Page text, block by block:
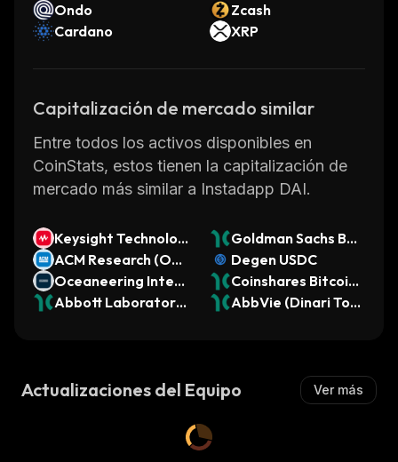
Ondo
Zcash
Cardano
XRP
Capitalización de mercado similar
Entre todos los activos disponibles en
CoinStats, estos tienen la capitalización de
mercado más similar a Instadapp DAI.
Keysight Technolog
ies (Ondo Tokenize
d)
Goldman Sachs BD
C (Dinari Tokenized
Stock)
ACM Research (Ond
o Tokenized)
Degen USDC
Oceaneering Intern
ational (Ondo Toke
Coinshares Bitcoin
ETF Common of Be
Abbott Laboratorie
AbbVie (Dinari Tok
Actualizaciones del Equipo Ver más